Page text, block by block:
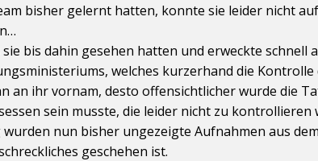
bisher gelernt hatten, konnte sie leider nicht
bis dahin gesehen hatten und erweckte schnell
welches kurzerhand die
an ihr vornam, desto offensichtlicher wurde die
sein musste, die leider nicht zu kontrollieren
wurden nun bisher ungezeigte Aufnahmen aus
geschehen ist.